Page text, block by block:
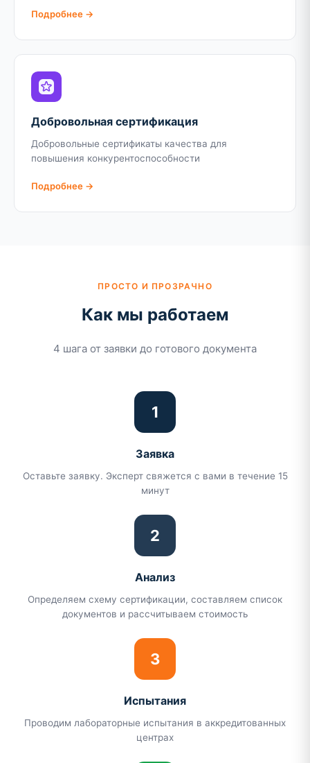
Подробнее →
Добровольная сертификация
Добровольные сертификаты качества для
повышения конкурентоспособности
Подробнее →
ПРОСТО И ПРОЗРАЧНО
Как мы работаем
4 шага от заявки до готового документа
1
Заявка
Оставьте заявку. Эксперт свяжется с вами в течение 15
минут
2
Анализ
Определяем схему сертификации, составляем список
документов и рассчитываем стоимость
3
Испытания
Проводим лабораторные испытания в аккредитованных
центрах